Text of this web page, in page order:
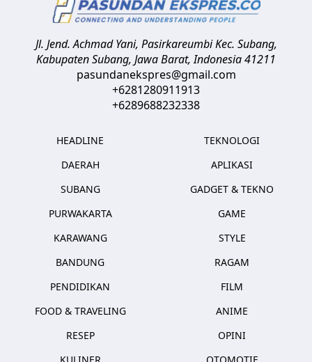
Jl. Jend. Achmad Yani, Pasirkareumbi Kec. Subang,
Kabupaten Subang, Jawa Barat,Indonesia41211
pasundanekspres@gmail.com
+6281280911913
+6289688232338
HEADLINE
DAERAH
SUBANG
PURWAKARTA
KARAWANG
BANDUNG
PENDIDIKAN
FOOD & TRAVELING
RESEP
TEKNOLOGI
APLIKASI
GADGET & TEKNO
GAME
STYLE
RAGAM
FILM
ANIME
OPINI